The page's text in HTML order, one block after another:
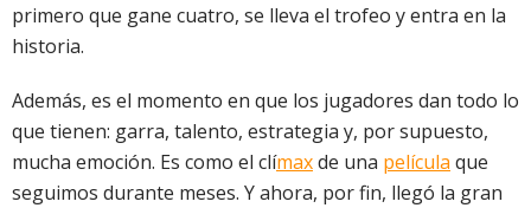
primero que gane cuatro, se lleva el trofeo y entra en la
historia.
Además, es el momento en que los jugadores dan todo lo
que tienen: garra, talento, estrategia y, por supuesto,
mucha emoción. Es como el clímaxde una película que
seguimos durante meses. Y ahora, por fin, llegó la gran